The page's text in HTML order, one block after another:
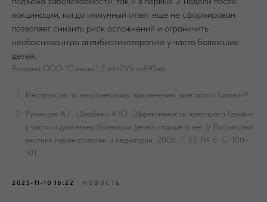
вакцинации, когда иммунный ответ еще не сформирован
позволяет снизить риск осложнений и ограничить
необоснованную антибиотикотерапию у часто болеющих
детей.
Реклама ООО "Сэлвим". Erid=2VfnxvR9Swb
Инструкция по медицинскому применению препарата Галавит®
Румянцев А.Г., Щербина А.Ю. Эффективность препарата Галавит
у часто и длительно болеющих детей старше 6 лет // Российский
вестник перинатологии и педиатрии. 2008. Т. 53, № 6. С. 100–
101.
2025-11-10 16:22 НОВОСТЬ
СЕТЕВОГО ИЗДАНИЯOMNIDOCTOR
Размещенная информация предназначается
Зарегистрировано Роскомнадзором
Запись о регистрации: ЭЛ № ФС77-78919 от 07 августа 2020 г.
Телефон редакции: +7 (495) 098-03-59
Учредитель: ЗАО «Медицинские издания»
Главный редактор: Филимонов Борис Александрович